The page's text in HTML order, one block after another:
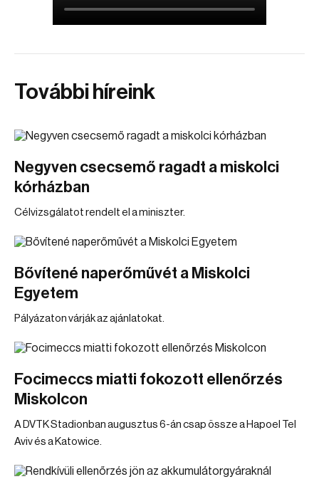
További híreink
Negyven csecsemő ragadt a miskolci
kórházban
Célvizsgálatot rendelt el a miniszter.
Bővítené naperőművét a Miskolci
Egyetem
Pályázaton várják az ajánlatokat.
Focimeccs miatti fokozott ellenőrzés
Miskolcon
A DVTK Stadionban augusztus 6-án csap össze a Hapoel Tel
Aviv és a Katowice.